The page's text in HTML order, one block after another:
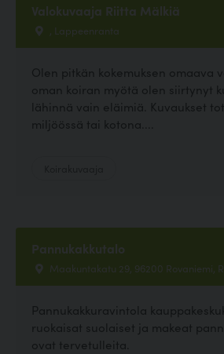
Valokuvaaja Riitta Mälkiä
, Lappeenranta
Olen pitkän kokemuksen omaava
oman koiran myötä olen siirtynyt
lähinnä vain eläimiä. Kuvaukset
miljöössä tai kotona....
Pannukakkutalo
Maakuntakatu 29, 96200 Rovaniemi,
Pannukakkuravintola
ruokaisat suolaiset ja makeat
ovat tervetulleita.